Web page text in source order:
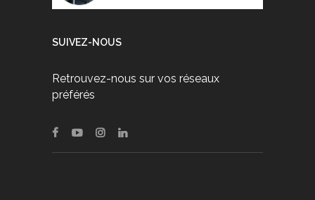
SUIVEZ-NOUS
Retrouvez-nous sur vos réseaux
préférés